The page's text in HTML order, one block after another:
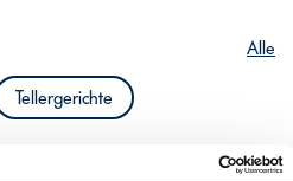
Alle
Tellergerichte